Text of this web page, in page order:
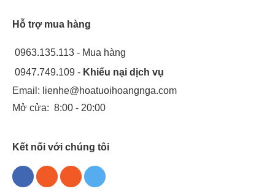
Hỗ trợ mua hàng
0963.135.113 - Mua hàng
0947.749.109 - Khiếu nại dịch vụ
Email: lienhe@hoatuoihoangnga.com
Mở cửa: 8:00 - 20:00
Kết nối với chúng tôi